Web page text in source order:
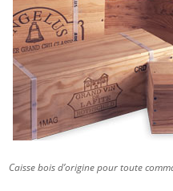
Caisse bois d’origine pour toute